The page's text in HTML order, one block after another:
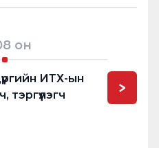
он
ИТХ-ын
тэргүүлэгч
>